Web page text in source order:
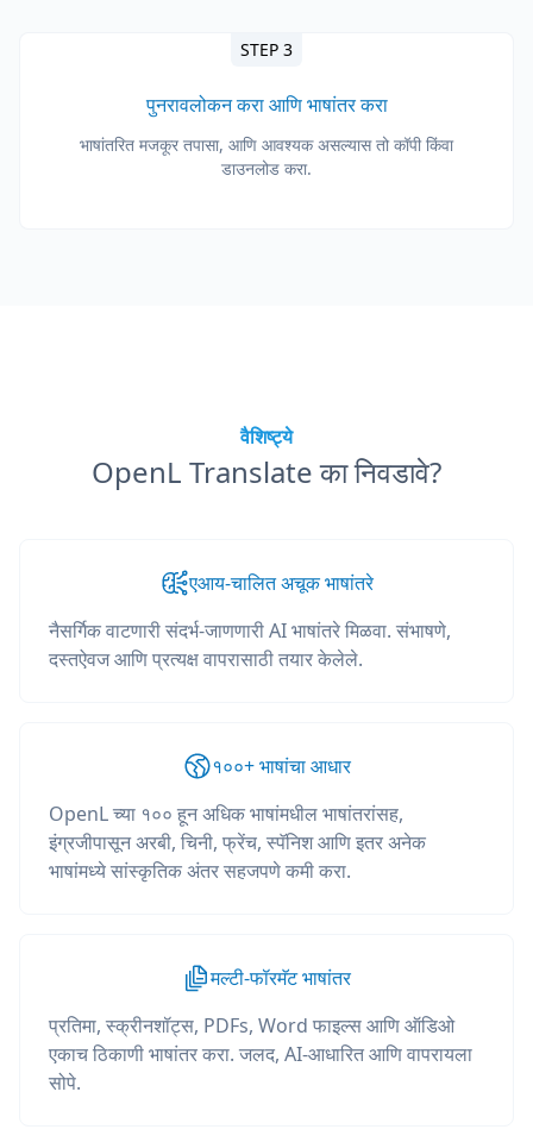
STEP 3
पुनरावलोकन करा आणि भाषांतर करा
भाषांतरित मजकूर तपासा, आणि आवश्यक असल्यास तो कॉपी किंवा
डाउनलोड करा.
वैशिष्ट्ये
OpenL Translate का निवडावे?
एआय-चालित अचूक भाषांतरे
नैसर्गिक वाटणारी संदर्भ-जाणणारी AI भाषांतरे मिळवा. संभाषणे,
दस्तऐवज आणि प्रत्यक्ष वापरासाठी तयार केलेले.
१००+ भाषांचा आधार
OpenL च्या १०० हून अधिक भाषांमधील भाषांतरांसह,
इंग्रजीपासून अरबी, चिनी, फ्रेंच, स्पॅनिश आणि इतर अनेक
भाषांमध्ये सांस्कृतिक अंतर सहजपणे कमी करा.
मल्टी-फॉरमॅट भाषांतर
प्रतिमा, स्क्रीनशॉट्स, PDFs, Word फाइल्स आणि ऑडिओ
एकाच ठिकाणी भाषांतर करा. जलद, AI-आधारित आणि वापरायला
सोपे.